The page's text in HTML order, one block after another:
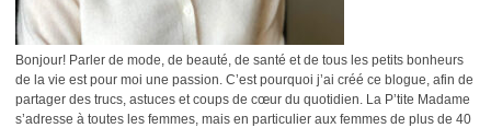
Bonjour! Parler de mode, de beauté, de santé et de tous les petits bonheurs
de la vie est pour moi une passion. C’est pourquoi j’ai créé ce blogue, afin de
partager des trucs, astuces et coups de cœur du quotidien. La P’tite Madame
s’adresse à toutes les femmes, mais en particulier aux femmes de plus de 40